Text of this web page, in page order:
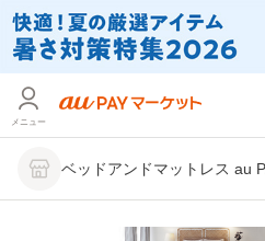
メニュー
ベッドアンドマットレス au